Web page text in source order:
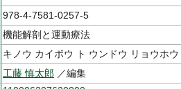
978-4-7581-0257-5
機能解剖と運動療法
キノウ カイボウ ト ウンドウ リョウホウ
工藤 慎太郎 ／編集